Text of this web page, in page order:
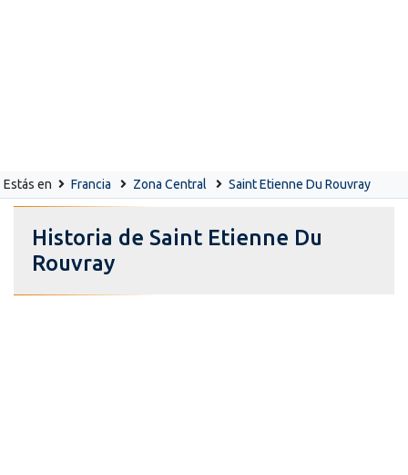
Estás en Francia Zona Central Saint Etienne Du Rouvray
Historia de Saint Etienne Du
Rouvray